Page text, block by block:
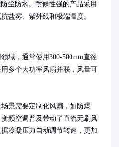
尘防水。耐候性强的产品采用
盐雾、紫外线和极端温度。
域，通常使用300-500mm直径
多个大功率风扇并联，风量可
景需要定制化风扇，如防爆
频空调普及带动了直流无刷风
冷凝压力自动调节转速，更加